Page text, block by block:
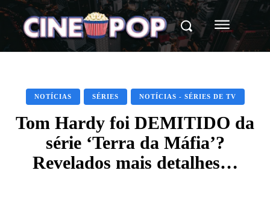
NOTÍCIAS SÉRIES NOTÍCIAS - SÉRIES DE TV
Tom Hardy foi DEMITIDO da
série ‘Terra da Máfia’?
Revelados mais detalhes…